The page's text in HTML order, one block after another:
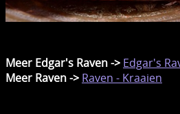
Meer Edgar's Raven -> Edgar's
Meer Raven -> Raven - Kraaien